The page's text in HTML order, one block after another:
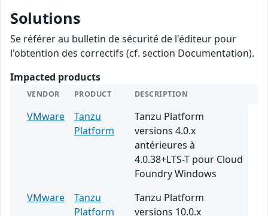
Solutions
Se référer au bulletin de sécurité de l'éditeur pour
l'obtention des correctifs (cf. section Documentation).
Impacted products
VENDOR PRODUCT DESCRIPTION
VMware
Tanzu
Platform
Tanzu Platform
versions 4.0.x
antérieures à
4.0.38+LTS-T pour Cloud
Foundry Windows
VMware
Tanzu
Platform
Tanzu Platform
versions 10.0.x